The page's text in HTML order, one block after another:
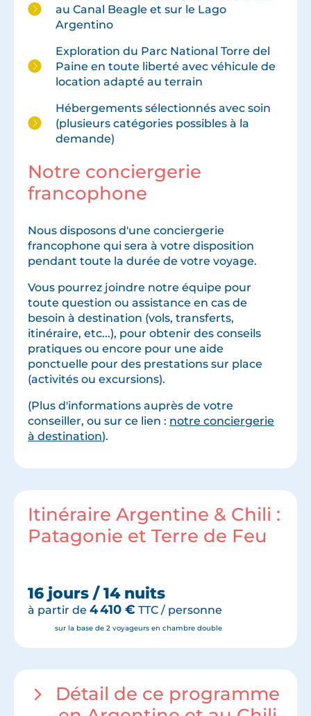
au Canal Beagle et sur le Lago
Argentino
Exploration du Parc National Torre del
Paine en toute liberté avec véhicule de
location adapté au terrain
Hébergements sélectionnés avec soin
(plusieurs catégories possibles à la
demande)
Notre conciergerie
francophone
Nous disposons d'une conciergerie
francophone qui sera à votre disposition
pendant toute la durée de votre voyage.
Vous pourrez joindre notre équipe pour
toute question ou assistance en cas de
besoin à destination (vols, transferts,
itinéraire, etc...), pour obtenir des conseils
pratiques ou encore pour une aide
ponctuelle pour des prestations sur place
(activités ou excursions).
(Plus d'informations auprès de votre
conseiller, ou sur ce lien : notre conciergerie
à destination).
Itinéraire Argentine & Chili :
Patagonie et Terre de Feu
16 jours / 14 nuits
à partir de 4 410 € TTC / personne
sur la base de 2 voyageurs en chambre double
Détail de ce programme